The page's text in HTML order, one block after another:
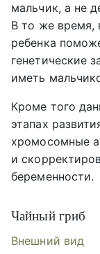
мальчик, а не
В то же время,
ребенка
генетические
иметь
Кроме того
этапах
хромосомные
и
беременности.
Чайный гриб
Внешний вид